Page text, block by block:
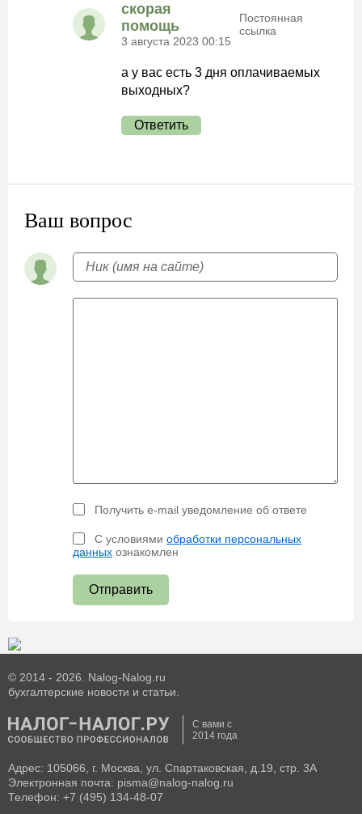
скорая
помощь
3 августа 2023 00:15
Постоянная
ссылка
а у вас есть 3 дня оплачиваемых
выходных?
Ответить
Ваш вопрос
Получить e-mail уведомление об ответе
С условиями обработки персональных
данных ознакомлен
Отправить
© 2014 - 2026. Nalog-Nalog.ru
бухгалтерские новости и статьи.
С вами с
2014 года
Адрес: 105066, г. Москва, ул. Спартаковская, д.19, стр. 3А
Электронная почта: pisma@nalog-nalog.ru
Телефон: +7 (495) 134-48-07